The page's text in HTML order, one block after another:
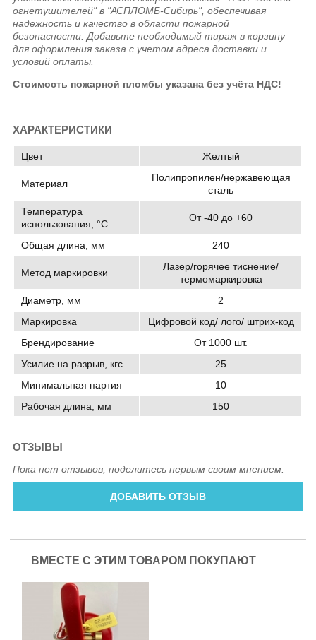
огнетушителей" в "АСПЛОМБ-Сибирь", обеспечивая
надежность и качество в области пожарной
безопасности. Добавьте необходимый тираж в корзину
для оформления заказа с учетом адреса доставки и
условий оплаты.
Стоимость пожарной пломбы указана без учёта НДС!
ХАРАКТЕРИСТИКИ
Цвет Желтый
Материал
Полипропилен/нержавеющая
сталь
Температура
использования, °C
От -40 до +60
Общая длина, мм 240
Метод маркировки
Лазер/горячее тиснение/
термомаркировка
Диаметр, мм
2
Маркировка
Цифровой код/ лого/ штрих-код
Брендирование
От 1000 шт.
Усилие на разрыв, кгс
25
Минимальная партия
10
Рабочая длина, мм
150
ОТЗЫВЫ
Пока нет отзывов, поделитесь первым своим мнением.
ДОБАВИТЬ ОТЗЫВ
ВМЕСТЕ С ЭТИМ ТОВАРОМ ПОКУПАЮТ